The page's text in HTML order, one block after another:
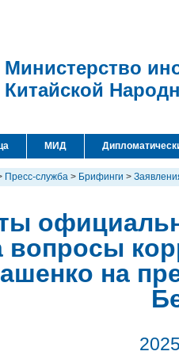
Министерство
Китайской
МИД
Пресс-служба > Брифинги >
вопросы
на